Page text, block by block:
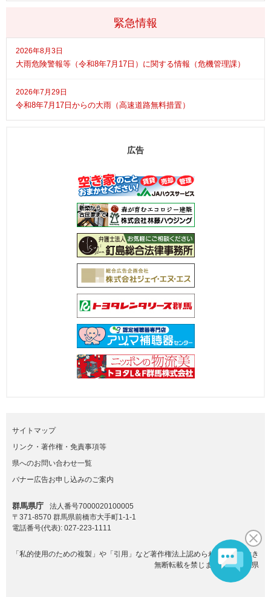
緊急情報
2026年8月3日
大雨危険警報等（令和8年7月17日）に関する情報（危機管理課）
2026年7月29日
令和8年7月17日からの大雨（高速道路無料措置）
広告
サイトマップ
リンク・著作権・免責事項等
県へのお問い合わせ一覧
バナー広告お申し込みのご案内
群馬県庁
法人番号7000020100005
〒371-8570 群馬県前橋市大手町1-1-1
電話番号(代表): 027-223-1111
「私的使用のための複製」や「引用」など著作権法上認められた場合を除き
無断転載を禁じます。(C)群馬県